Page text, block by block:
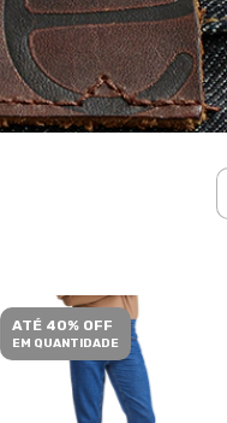
ATÉ 40% OFF
EM QUANTIDADE